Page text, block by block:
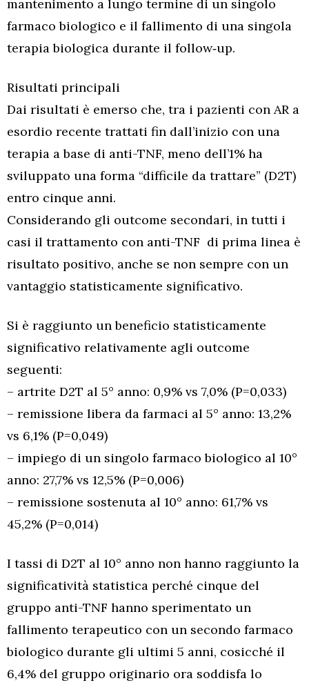
mantenimento a lungo termine di un singolo
farmaco biologico e il fallimento di una singola
terapia biologica durante il follow‑up.
Risultati principali
Dai risultati è emerso che, tra i pazienti con AR a
esordio recente trattati fin dall’inizio con una
terapia a base di anti-TNF, meno dell’1% ha
sviluppato una forma “difficile da trattare” (D2T)
entro cinque anni.
Considerando gli outcome secondari, in tutti i
casi il trattamento con anti-TNF di prima linea è
risultato positivo, anche se non sempre con un
vantaggio statisticamente significativo.
Si è raggiunto un beneficio statisticamente
significativo relativamente agli outcome
seguenti:
– artrite D2T al 5° anno: 0,9% vs 7,0% (P=0,033)
– remissione libera da farmaci al 5° anno: 13,2%
vs 6,1% (P=0,049)
– impiego di un singolo farmaco biologico al 10°
anno: 27,7% vs 12,5% (P=0,006)
– remissione sostenuta al 10° anno: 61,7% vs
45,2% (P=0,014)
I tassi di D2T al 10° anno non hanno raggiunto la
significatività statistica perché cinque del
gruppo anti-TNF hanno sperimentato un
fallimento terapeutico con un secondo farmaco
biologico durante gli ultimi 5 anni, cosicché il
6,4% del gruppo originario ora soddisfa lo